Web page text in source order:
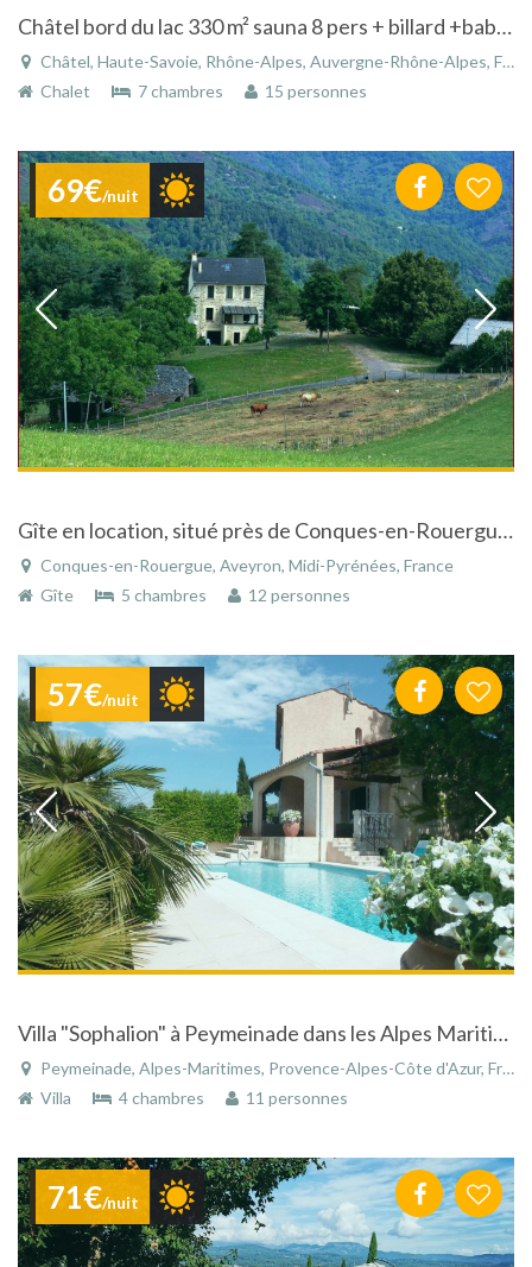
Châtel bord du lac 330 m² sauna 8 pers + billard +babyfoot
Châtel, Haute-Savoie, Rhône-Alpes, Auvergne-Rhône-Alpes, France
Chalet
7 chambres 15 personnes
69€/nuit
Gîte en location, situé près de Conques-en-Rouergue, en Aveyron
Conques-en-Rouergue, Aveyron, Midi-Pyrénées, France
Gîte
5 chambres 12 personnes
57€/nuit
Villa "Sophalion" à Peymeinade dans les Alpes Maritimes avec piscine et vue panoramique
Peymeinade, Alpes-Maritimes, Provence-Alpes-Côte d'Azur, France
Villa
4 chambres 11 personnes
71€/nuit